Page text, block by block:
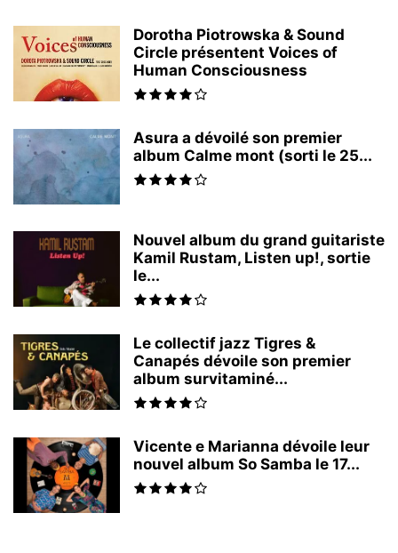
Dorotha Piotrowska & Sound
Circle présentent Voices of
Human Consciousness
Asura a dévoilé son premier
album Calme mont (sorti le 25...
Nouvel album du grand guitariste
Kamil Rustam, Listen up!, sortie
le...
Le collectif jazz Tigres &
Canapés dévoile son premier
album survitaminé...
Vicente e Marianna dévoile leur
nouvel album So Samba le 17...